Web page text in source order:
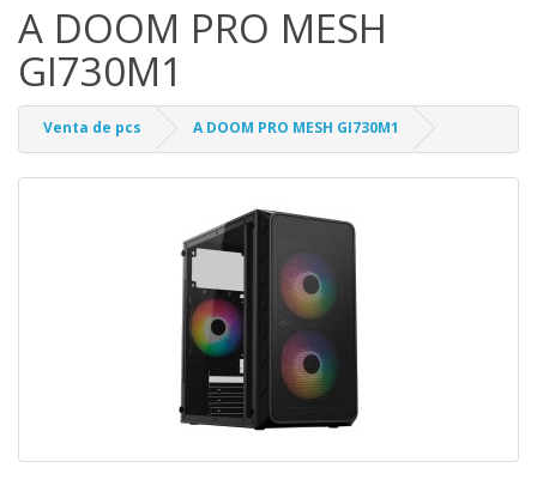
A DOOM PRO MESH
GI730M1
Venta de pcs A DOOM PRO MESH GI730M1